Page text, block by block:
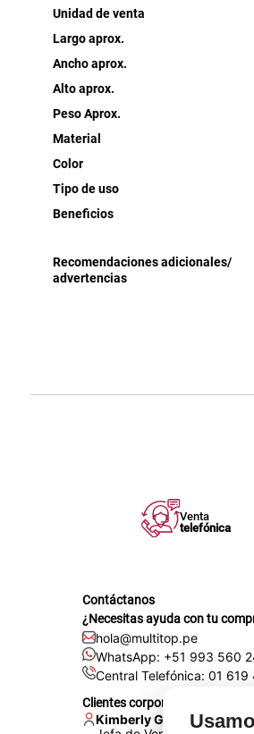
Unidad de venta
Largo aprox.
Ancho aprox.
Alto aprox.
Peso Aprox.
Material
Color
Tipo de uso
Beneficios
Recomendaciones adicionales/
advertencias
Venta
telefónica
Contáctanos
¿Necesitas ayuda con tu
hola@multitop.pe
WhatsApp: +51 993 560
Central Telefónica: 01
Clientes corporativos
Kimberly Garcia